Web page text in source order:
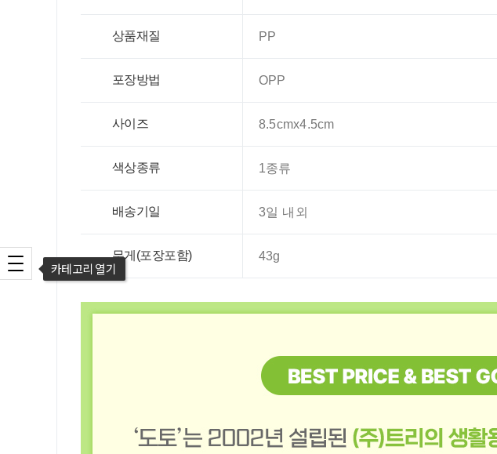
카테고리 열기
상품재질 PP
포장방법 OPP
사이즈 8.5cmx4.5cm
색상종류 1종류
배송기일 3일 내외
무게(포장포함) 43g